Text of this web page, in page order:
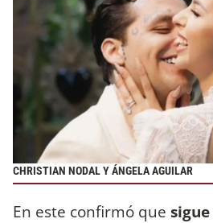
CHRISTIAN NODAL Y ÁNGELA AGUILAR
En este confirmó que